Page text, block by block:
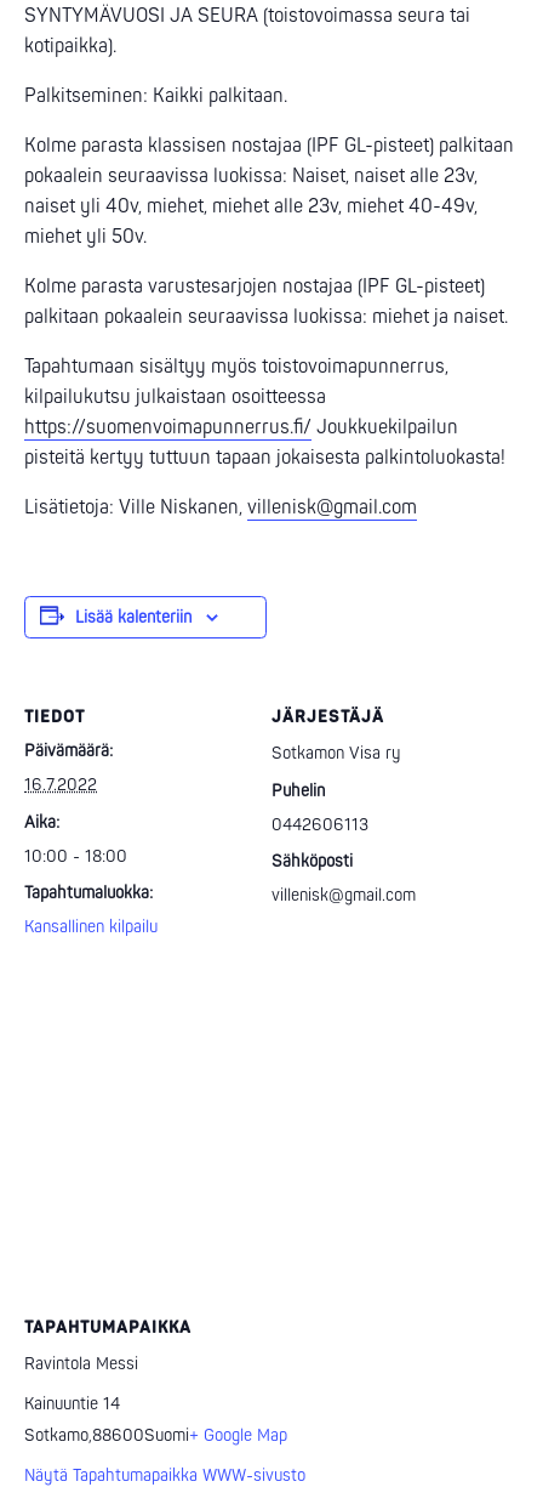
SYNTYMÄVUOSI JA SEURA (toistovoimassa seura tai
kotipaikka).
Palkitseminen: Kaikki palkitaan.
Kolme parasta klassisen nostajaa (IPF GL-pisteet) palkitaan
pokaalein seuraavissa luokissa: Naiset, naiset alle 23v,
naiset yli 40v, miehet, miehet alle 23v, miehet 40-49v,
miehet yli 50v.
Kolme parasta varustesarjojen nostajaa (IPF GL-pisteet)
palkitaan pokaalein seuraavissa luokissa: miehet ja naiset.
Tapahtumaan sisältyy myös toistovoimapunnerrus,
kilpailukutsu julkaistaan osoitteessa
https://suomenvoimapunnerrus.fi/ Joukkuekilpailun
pisteitä kertyy tuttuun tapaan jokaisesta palkintoluokasta!
Lisätietoja: Ville Niskanen, villenisk@gmail.com
Lisää kalenteriin
TIEDOT
Päivämäärä:
16.7.2022
Aika:
10:00 - 18:00
Tapahtumaluokka:
Kansallinen kilpailu
JÄRJESTÄJÄ
Sotkamon Visa ry
Puhelin
0442606113
Sähköposti
villenisk@gmail.com
TAPAHTUMAPAIKKA
Ravintola Messi
Kainuuntie 14
Sotkamo,88600Suomi+ Google Map
Näytä Tapahtumapaikka WWW-sivusto